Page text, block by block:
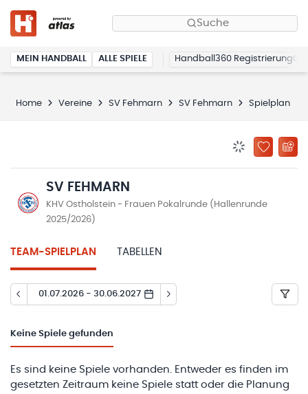
Suche
MEIN HANDBALL ALLE SPIELE Handball360 Registrierung
Home Vereine SV Fehmarn SV Fehmarn Spielplan
ZU
SV FEHMARN
KHV Ostholstein - Frauen Pokalrunde (Hallenrunde
2025/2026)
TEAM-SPIELPLAN TABELLEN
01.07.2026 - 30.06.2027
Keine Spiele gefunden
Es sind keine Spiele vorhanden. Entweder es finden im
gesetzten Zeitraum keine Spiele statt oder die Planung